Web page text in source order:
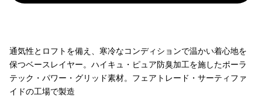
通気性とロフトを備え、寒冷なコンディションで温かい着心地を
保つベースレイヤー。ハイキュ・ピュア防臭加工を施したポーラ
テック・パワー・グリッド素材。フェアトレード・サーティファ
イドの工場で製造